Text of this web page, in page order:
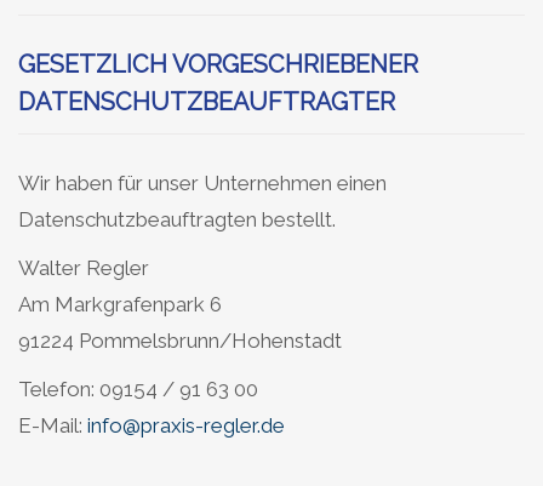
GESETZLICH VORGESCHRIEBENER
DATENSCHUTZBEAUFTRAGTER
Wir haben für unser Unternehmen einen
Datenschutzbeauftragten bestellt.
Walter Regler
Am Markgrafenpark 6
91224 Pommelsbrunn/Hohenstadt
Telefon: 09154 / 91 63 00
E-Mail: info@praxis-regler.de